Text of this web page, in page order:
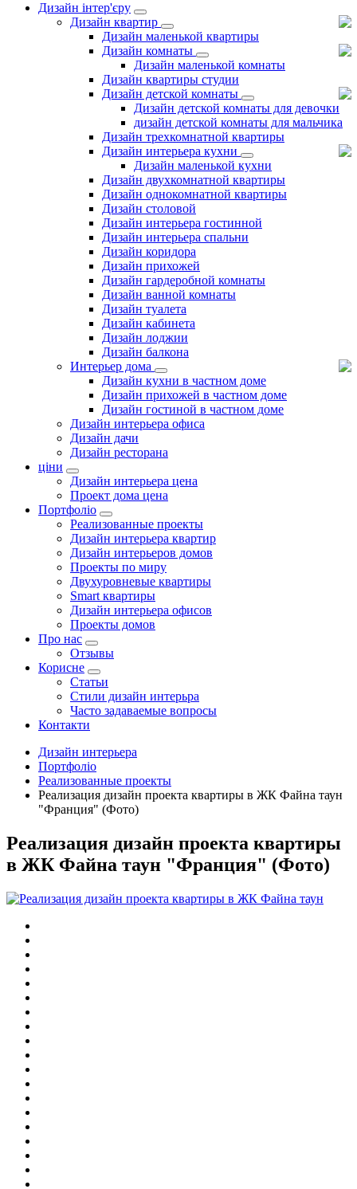
Дизайн інтер'єру
Дизайн квартир
Дизайн маленькой квартиры
Дизайн комнаты
Дизайн маленькой комнаты
Дизайн квартиры студии
Дизайн детской комнаты
Дизайн детской комнаты для девочки
дизайн детской комнаты для мальчика
Дизайн трехкомнатной квартиры
Дизайн интерьера кухни
Дизайн маленькой кухни
Дизайн двухкомнатной квартиры
Дизайн однокомнатной квартиры
Дизайн столовой
Дизайн интерьера гостинной
Дизайн интерьера спальни
Дизайн коридора
Дизайн прихожей
Дизайн гардеробной комнаты
Дизайн ванной комнаты
Дизайн туалета
Дизайн кабинета
Дизайн лоджии
Дизайн балкона
Интерьер дома
Дизайн кухни в частном доме
Дизайн прихожей в частном доме
Дизайн гостиной в частном доме
Дизайн интерьера офиса
Дизайн дачи
Дизайн ресторана
ціни
Дизайн интерьера цена
Проект дома цена
Портфоліо
Реализованные проекты
Дизайн интерьера квартир
Дизайн интерьеров домов
Проекты по миру
Двухуровневые квартиры
Smart квартиры
Дизайн интерьера офисов
Проекты домов
Про нас
Отзывы
Корисне
Статьи
Cтили дизайн интерьра
Часто задаваемые вопросы
Контакти
Дизайн интерьера
Портфоліо
Реализованные проекты
Реализация дизайн проекта квартиры в ЖК Файна таун
"Франция" (Фото)
Реализация дизайн проекта квартиры
в ЖК Файна таун "Франция" (Фото)